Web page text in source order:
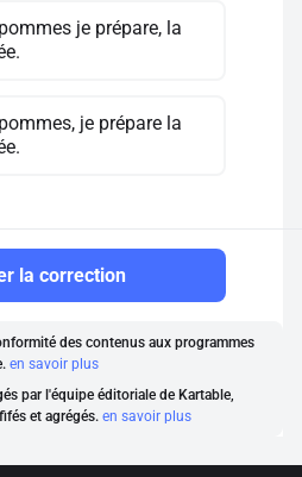
je prépare, la
je prépare la
la correction
des contenus aux programmes
en savoir plus
par l'équipe éditoriale de Kartable,
et agrégés. en savoir plus